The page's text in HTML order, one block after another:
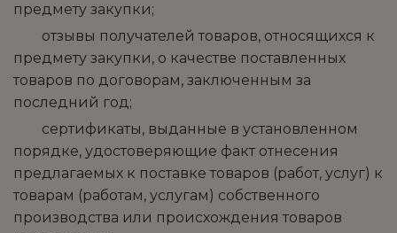
предмету закупки;
­ отзывы получателей товаров, относящихся к
предмету закупки, о качестве поставленных
товаров по договорам, заключенным за
последний год;
­ сертификаты, выданные в установленном
порядке, удостоверяющие факт отнесения
предлагаемых к поставке товаров (работ, услуг) к
товарам (работам, услугам) собственного
производства или происхождения товаров